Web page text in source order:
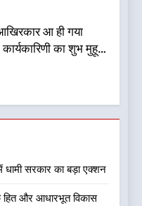
आ ही गया
का शुभ मुहूर्त,
टीम घोषित
नई जिम्मेदारी ,इन पूर्व
सरकार का बड़ा एक्शन
हित और आधारभूत विकास